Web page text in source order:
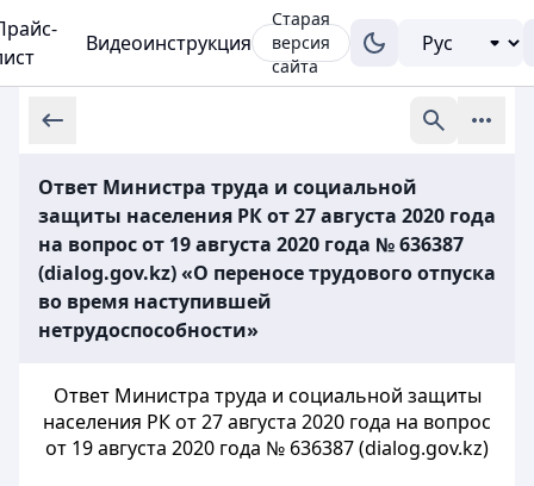
Видеоинструкция
Старая
версия
сайта
Ответ Министра труда и социальной
защиты населения РК от 27 августа 2020 года
на вопрос от 19 августа 2020 года № 636387
(dialog.gov.kz) «О переносе трудового отпуска
во время наступившей
нетрудоспособности»
Ответ Министра труда и социальной защиты
населения РК от 27 августа 2020 года на вопрос
от 19 августа 2020 года № 636387 (dialog.gov.kz)